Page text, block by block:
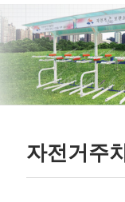
자전거주